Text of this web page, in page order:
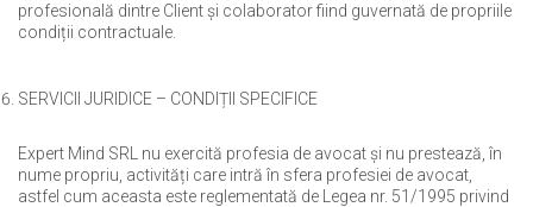
profesională dintre Client și colaborator fiind guvernată de propriile
condiții contractuale.
SERVICII JURIDICE – CONDIȚII SPECIFICE
Expert Mind SRL nu exercită profesia de avocat și nu prestează, în
nume propriu, activități care intră în sfera profesiei de avocat,
astfel cum aceasta este reglementată de Legea nr. 51/1995 privind